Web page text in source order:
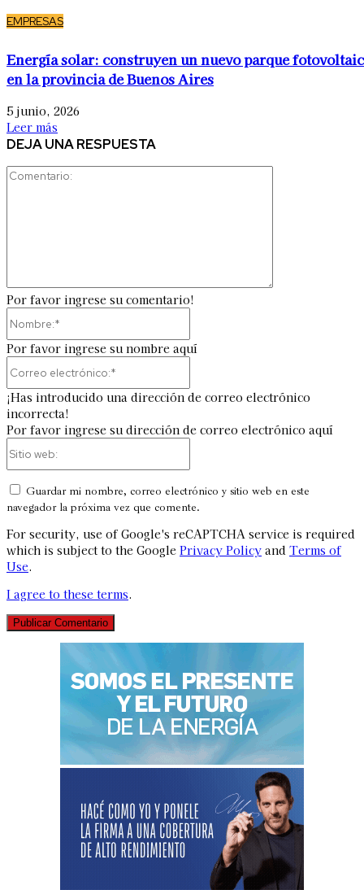
EMPRESAS
Energía solar: construyen un nuevo parque
en la provincia de Buenos Aires
5 junio, 2026
Leer más
DEJA UNA RESPUESTA
Por favor ingrese su comentario!
Por favor ingrese su nombre aquí
¡Has introducido una dirección de correo electrónico
incorrecta!
Por favor ingrese su dirección de correo electrónico aquí
Guardar mi nombre, correo electrónico y sitio web en este
navegador la próxima vez que comente.
For security, use of Google's reCAPTCHA service is required
which is subject to the Google Privacy Policy and Terms of
Use.
I agree to these terms.